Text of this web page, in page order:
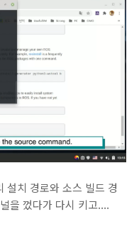
치 경로와 소스 빌드 경
을 껐다가 다시 키고....